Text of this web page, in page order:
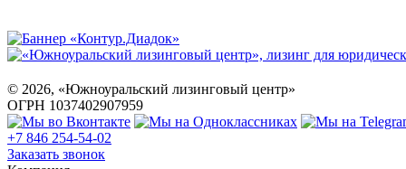
© 2026, «Южноуральский лизинговый центр»
ОГРН 1037402907959
+7 846 254-54-02
Заказать звонок